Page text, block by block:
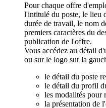
Pour chaque offre
l'intitulé du poste, le lieu
durée de travail, le nom
premiers caractères du
publication de l'offre.
Vous accédez au détail
ou sur le logo sur la
le détail du poste
le détail du profil
les modalités pour
la présentation de